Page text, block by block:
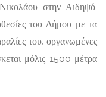
στην Αιδηψό.
του Δήμου με τα
του, οργανωμένες
μόλις 1500 μέτρα